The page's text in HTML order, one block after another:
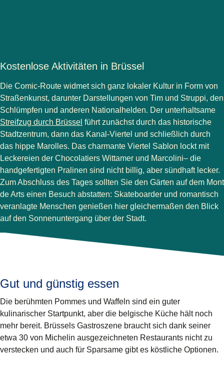
Kostenlose Aktivitäten in Brüssel
Die Comic-Route widmet sich ganz lokaler Kultur in Form von
Straßenkunst, darunter Darstellungen von Tim und Struppi, den
Schlümpfen und anderen Nationalhelden. Der unterhaltsame
Streifzug durch Brüssel führt zunächst durch das historische
Stadtzentrum, dann das Kanal-Viertel und schließlich durch
das hippe Marolles. Das charmante Viertel Sablon lockt mit
Leckereien der Chocolatiers Wittamer und Marcolini– die
handgefertigten Pralinen sind nicht billig, aber sündhaft lecker.
Zum Abschluss des Tages sollten Sie den Gärten auf dem Mont
de Arts einen Besuch abstatten: Skateboarder und romantisch
veranlagte Menschen genießen hier gleichermaßen den Blick
auf den Sonnenuntergang über der Stadt.
Gut und günstig essen
Die berühmten Pommes und Waffeln sind ein guter
kulinarischer Startpunkt, aber die belgische Küche hält noch
mehr bereit. Brüssels Gastroszene braucht sich dank seiner
etwa 30 von Michelin ausgezeichneten Restaurants nicht zu
verstecken und auch für Sparsame gibt es köstliche Optionen.